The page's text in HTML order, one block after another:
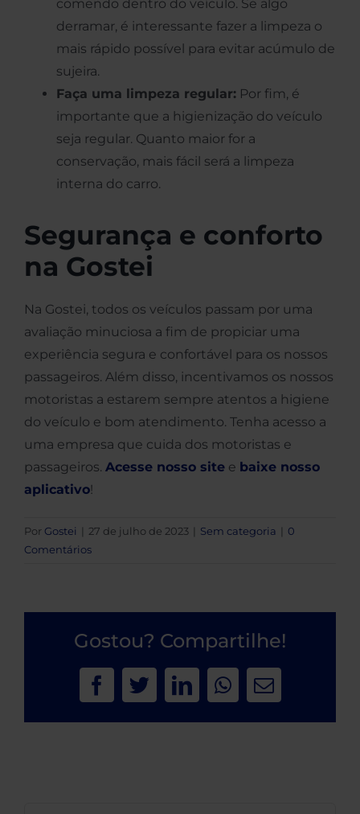
comendo dentro do veículo. Se algo
derramar, é interessante fazer a limpeza o
mais rápido possível para evitar acúmulo de
sujeira.
Faça uma limpeza regular: Por fim, é
importante que a higienização do veículo
seja regular. Quanto maior for a
conservação, mais fácil será a limpeza
interna do carro.
Segurança e conforto
na Gostei
Na Gostei, todos os veículos passam por uma
avaliação minuciosa a fim de propiciar uma
experiência segura e confortável para os nossos
passageiros. Além disso, incentivamos os nossos
motoristas a estarem sempre atentos a higiene
do veículo e bom atendimento. Tenha acesso a
uma empresa que cuida dos motoristas e
passageiros. Acesse nosso site e baixe nosso
aplicativo!
Por Gostei | 27 de julho de 2023 | Sem categoria | 0
Comentários
Gostou? Compartilhe!
Facebook
TwitterLinkedInWhatsApp
E-